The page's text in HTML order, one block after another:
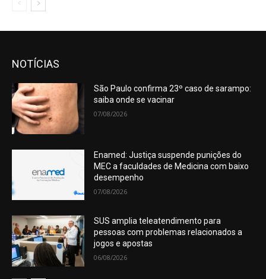
NOTÍCIAS
São Paulo confirma 23º caso de sarampo:
saiba onde se vacinar
07/08/2026
Enamed: Justiça suspende punições do
MEC a faculdades de Medicina com baixo
desempenho
07/08/2026
SUS amplia teleatendimento para
pessoas com problemas relacionados a
jogos e apostas
06/08/2026